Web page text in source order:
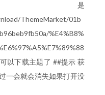
ThemeMarket/01b
%E4%B8%
以下载主题了 ##提示 获
一会就会消失如果打开没